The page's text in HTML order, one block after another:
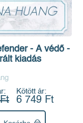
- A védő -
kiadás
Kötött ár:
6 749 Ft